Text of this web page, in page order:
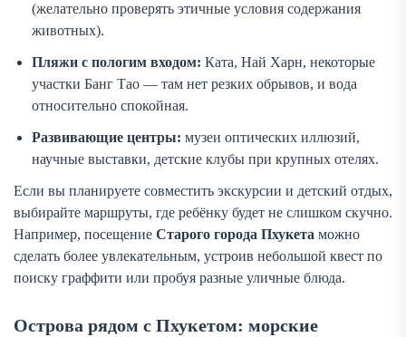
(желательно проверять этичные условия содержания
животных).
Пляжи с пологим входом: Ката, Най Харн, некоторые
участки Банг Тао — там нет резких обрывов, и вода
относительно спокойная.
Развивающие центры: музеи оптических иллюзий,
научные выставки, детские клубы при крупных отелях.
Если вы планируете совместить экскурсии и детский отдых,
выбирайте маршруты, где ребёнку будет не слишком скучно.
Например, посещение Старого города Пхукета можно
сделать более увлекательным, устроив небольшой квест по
поиску граффити или пробуя разные уличные блюда.
Острова рядом с Пхукетом: морские